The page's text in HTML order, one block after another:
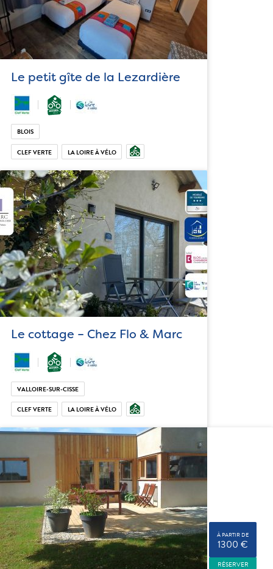
Le petit gîte de la Lezardière
BLOIS
CLEF VERTE LA LOIRE À VÉLO
Le cottage – Chez Flo & Marc
VALLOIRE-SUR-CISSE
CLEF VERTE LA LOIRE À VÉLO
À PARTIR DE
1300 €
RÉSERVER